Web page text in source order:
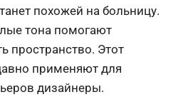
похожей на больницу.
тона помогают
пространство. Этот
применяют для
дизайнеры.